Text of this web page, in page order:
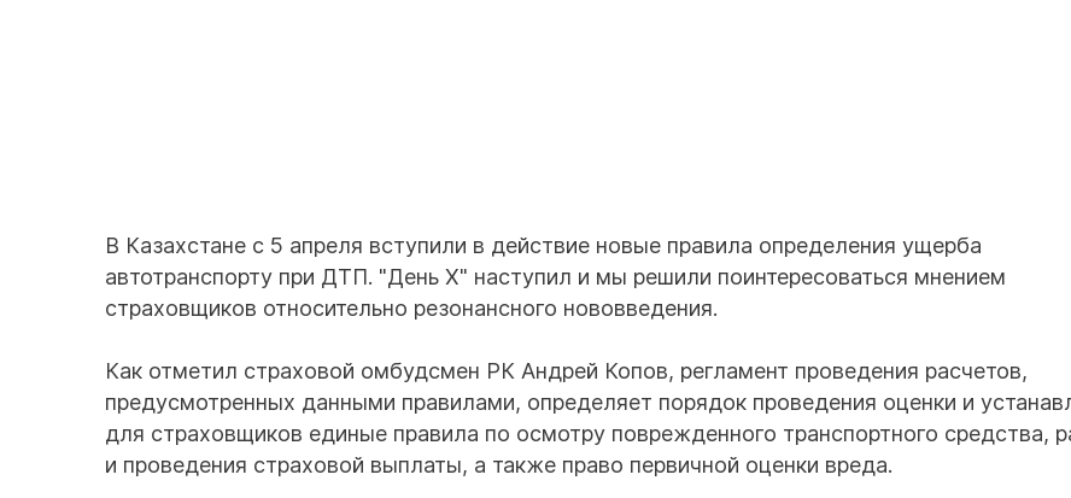
В Казахстане с 5 апреля вступили в действие новые правила определения ущерба
автотранспорту при ДТП. "День Х" наступил и мы решили поинтересоваться мнением
страховщиков относительно резонансного нововведения.
Как отметил страховой омбудсмен РК Андрей Копов, регламент проведения расчетов,
предусмотренных данными правилами, определяет порядок проведения оценки и
для страховщиков единые правила по осмотру поврежденного транспортного средства,
и проведения страховой выплаты, а также право первичной оценки вреда.